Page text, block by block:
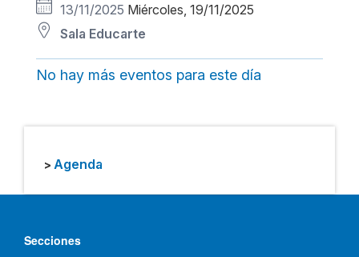
13/11/2025 Miércoles, 19/11/2025
Sala Educarte
No hay más eventos para este día
> Agenda
Secciones